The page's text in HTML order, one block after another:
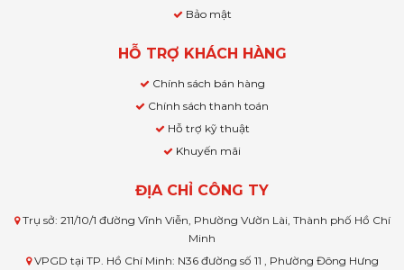
Bảo mật
HỖ TRỢ KHÁCH HÀNG
Chính sách bán hàng
Chính sách thanh toán
Hỗ trợ kỹ thuật
Khuyến mãi
ĐỊA CHỈ CÔNG TY
Trụ sở: 211/10/1 đường Vĩnh Viễn, Phường Vườn Lài, Thành phố Hồ Chí
Minh
VPGD tại TP. Hồ Chí Minh: N36 đường số 11 , Phường Đông Hưng